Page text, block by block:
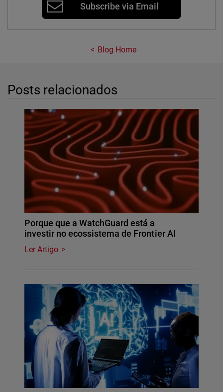
Subscribe via Email
Blog Home
Posts relacionados
Porque que a WatchGuard está a
investir no ecossistema de Frontier AI
Ler Artigo